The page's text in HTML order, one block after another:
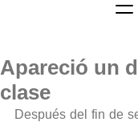
Apareció un
clase
Después del fin de